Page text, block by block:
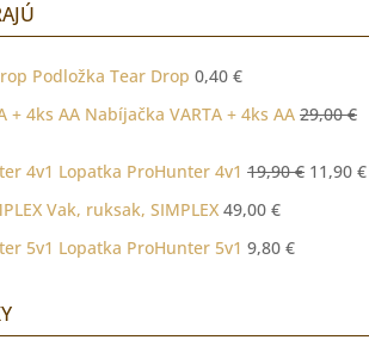
Podložka Tear Drop 0,40 €
Nabíjačka VARTA + 4ks AA 29,00€
Lopatka ProHunter 4v1 19,90€ 11,90 €
Vak, ruksak, SIMPLEX 49,00 €
Lopatka ProHunter 5v1 9,80 €